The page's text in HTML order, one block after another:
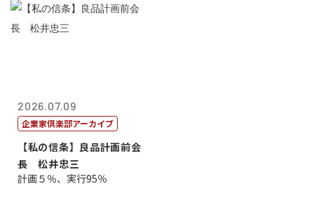
2026.07.09
企業家倶楽部アーカイブ
【私の信条】良品計画前会
長 松井忠三
計画５％、実行95％